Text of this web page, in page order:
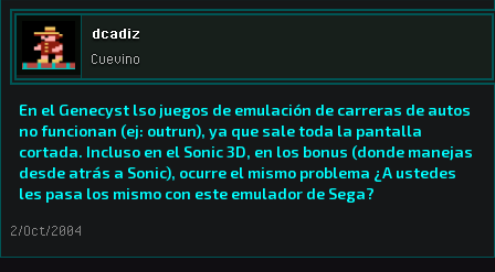
dcadiz
Cuevino
En el Genecyst lso juegos de emulación de carreras de autos
no funcionan (ej: outrun), ya que sale toda la pantalla
cortada. Incluso en el Sonic 3D, en los bonus (donde manejas
desde atrás a Sonic), ocurre el mismo problema ¿A ustedes
les pasa los mismo con este emulador de Sega?
2/Oct/2004